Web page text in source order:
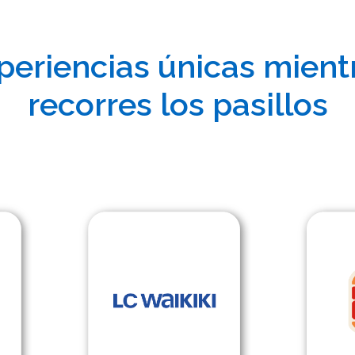
únicas
recorres los pasillos